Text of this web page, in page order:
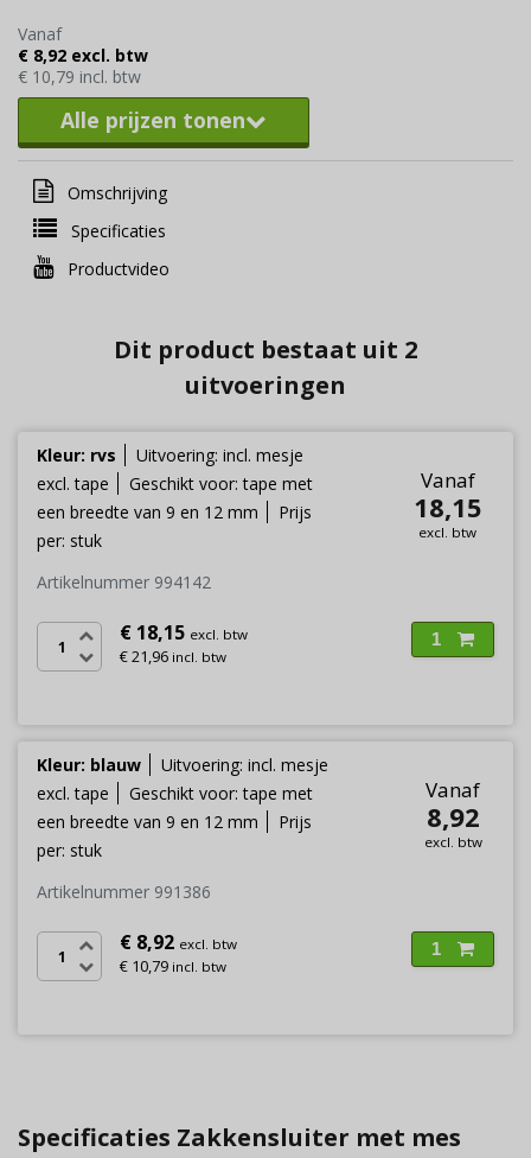
Vanaf
€ 8,92 excl. btw
€ 10,79 incl. btw
Alle prijzen tonen
Omschrijving
Specificaties
Productvideo
Dit product bestaat uit 2
uitvoeringen
Kleur: rvs
Uitvoering: incl. mesje
excl. tape
Geschikt voor: tape met
een breedte van 9 en 12 mm
Prijs
per: stuk
Vanaf
18,15
excl. btw
Artikelnummer 994142
€ 18,15 excl. btw
€ 21,96 incl. btw
1
Kleur: blauw
Uitvoering: incl. mesje
excl. tape
Geschikt voor: tape met
een breedte van 9 en 12 mm
Prijs
per: stuk
Vanaf
8,92
excl. btw
Artikelnummer 991386
€ 8,92 excl. btw
€ 10,79 incl. btw
1
Specificaties Zakkensluiter met mes